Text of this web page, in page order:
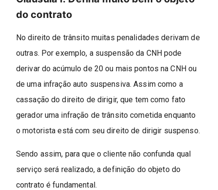
do contrato
No direito de trânsito muitas penalidades derivam de
outras. Por exemplo, a suspensão da CNH pode
derivar do acúmulo de 20 ou mais pontos na CNH ou
de uma infração auto suspensiva. Assim como a
cassação do direito de dirigir, que tem como fato
gerador uma infração de trânsito cometida enquanto
o motorista está com seu direito de dirigir suspenso.
Sendo assim, para que o cliente não confunda qual
serviço será realizado, a definição do objeto do
contrato é fundamental.